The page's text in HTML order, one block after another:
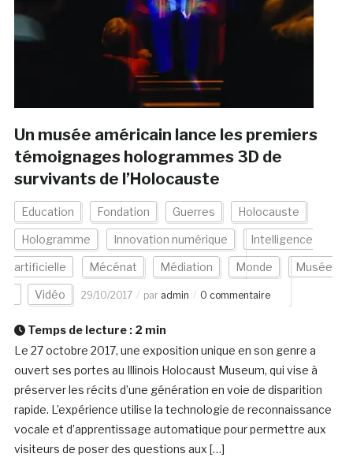
Un musée américain lance les premiers
témoignages hologrammes 3D de
survivants de l’Holocauste
Education Fondation Guerres Holocauste
Hologramme Innovation numérique Intelligence
artificielle Mécénat Médiation Monde Musée
Vidéo 29/10/2017 par admin 0 commentaire
Temps de lecture : 2 min
Le 27 octobre 2017, une exposition unique en son genre a
ouvert ses portes au Illinois Holocaust Museum, qui vise à
préserver les récits d’une génération en voie de disparition
rapide. L’expérience utilise la technologie de reconnaissance
vocale et d’apprentissage automatique pour permettre aux
visiteurs de poser des questions aux […]